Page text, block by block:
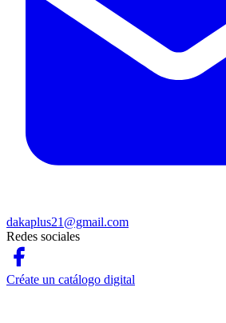
dakaplus21@gmail.com
Redes sociales
Créate un catálogo digital